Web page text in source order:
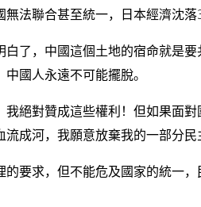
法聯合甚至統一，日本經濟沈落
了，中國這個土地的宿命就是
國人永遠不可能擺脫。
絕對贊成這些權利！但如果面
成河，我願意放棄我的一部分民
要求，但不能危及國家的統一